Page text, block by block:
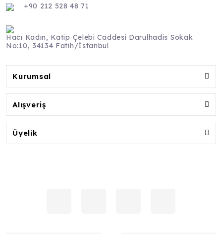
+90 212 528 48 71
Hacı Kadın, Katip Çelebi Caddesi Darulhadis Sokak
No:10, 34134 Fatih/İstanbul
Kurumsal
Alışveriş
Üyelik